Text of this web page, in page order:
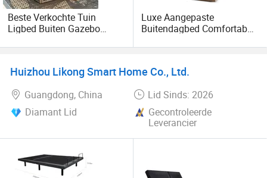
Beste Verkochte Tuin
Ligbed Buiten Gazebo
Luxe Aangepaste
Buitendagbed Comfortabel
Huizhou Likong Smart Home Co., Ltd.
Guangdong, China
Lid Sinds: 2026
Diamant Lid
Gecontroleerde
Leverancier